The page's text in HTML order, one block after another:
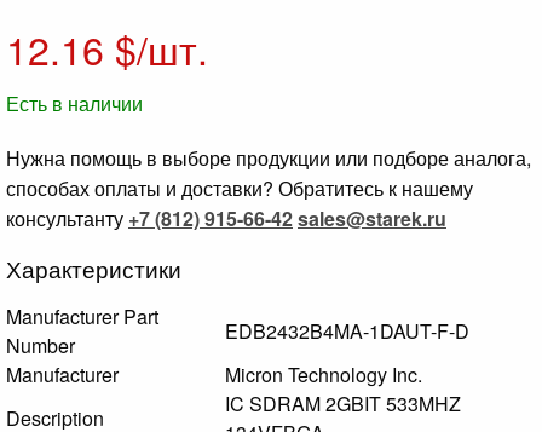
12.16 $/шт.
Есть в наличии
Нужна помощь в выборе продукции или подборе аналога,
способах оплаты и доставки? Обратитесь к нашему
консультанту +7 (812) 915-66-42sales@starek.ru
Характеристики
Manufacturer Part
Number
EDB2432B4MA-1DAUT-F-D
Manufacturer
Micron Technology Inc.
Description
IC SDRAM 2GBIT 533MHZ